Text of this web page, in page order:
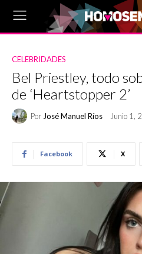
CELEBRIDADES
Bel Priestley, todo
de ‘Heartstopper 2’
Por José Manuel Ríos Junio 1,
Facebook X